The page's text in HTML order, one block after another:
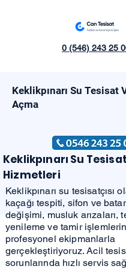
0 (546) 243 25
Keklikpınarı Su Tesisat
Açma
Keklikpınarı Su
Hizmetleri
Keklikpınarı su tesisatçısı
kaçağı tespiti, sifon ve
değişimi, musluk arızaları,
yenileme ve tamir
profesyonel ekipmanlarla
gerçekleştiriyoruz. Acil
sorunlarında hızlı servis